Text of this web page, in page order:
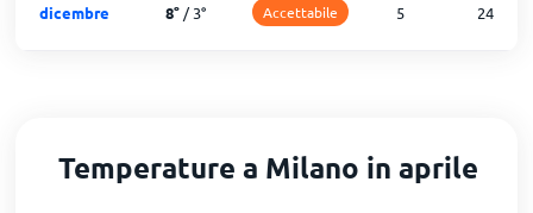
dicembre 8°/3° Accettabile 5 24
Temperature a Milano in aprile